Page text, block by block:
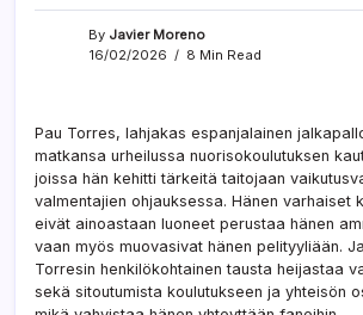
By Javier Moreno
16/02/2026
8 Min Read
Pau Torres, lahjakas espanjalainen
matkansa urheilussa nuorisokoulutuksen
joissa hän kehitti tärkeitä taitojaan
valmentajien ohjauksessa. Hänen varhaiset
eivät ainoastaan luoneet perustaa hänen
vaan myös muovasivat hänen pelityyliään.
Torresin henkilökohtainen tausta heijastaa
sekä sitoutumista koulutukseen ja yhteisön